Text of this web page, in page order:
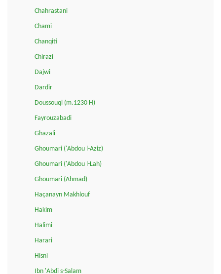
Chahrastani
Chami
Chanqiti
Chirazi
Dajwi
Dardir
Doussouqi (m.1230 H)
Fayrouzabadi
Ghazali
Ghoumari ('Abdou l-Aziz)
Ghoumari ('Abdou l-Lah)
Ghoumari (Ahmad)
Haçanayn Makhlouf
Hakim
Halimi
Harari
Hisni
Ibn 'Abdi s-Salam